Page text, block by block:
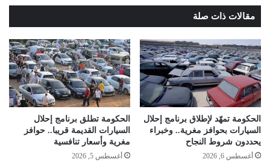
مقالات ذات صلة
الحكومة تمهّد لإطلاق برنامج إحلال
السيارات بحوافز مغرية.. وخبراء
يحددون شروط النجاح
أغسطس 6, 2026
الحكومة تطلق برنامج إحلال
السيارات القديمة قريبا.. حوافز
مغرية وأسعار تنافسية
أغسطس 5, 2026